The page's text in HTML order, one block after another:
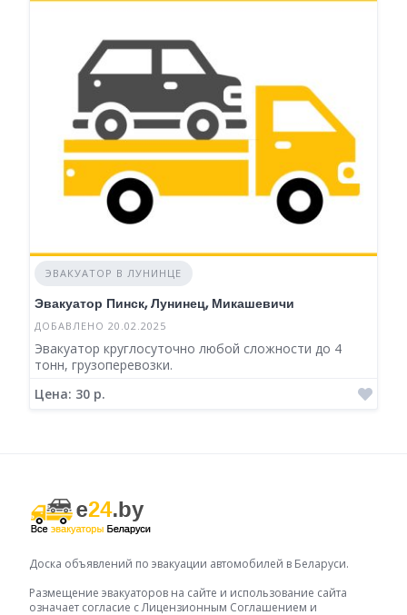
ЭВАКУАТОР В ЛУНИНЦЕ
Эвакуатор Пинск, Лунинец, Микашевичи
ДОБАВЛЕНО 20.02.2025
Эвакуатор круглосуточно любой сложности до 4
тонн, грузоперевозки.
Цена: 30 р.
Доска объявлений по эвакуации автомобилей в Беларуси.
Размещение эвакуаторов на сайте и использование сайта
означает согласие с Лицензионным Соглашением и